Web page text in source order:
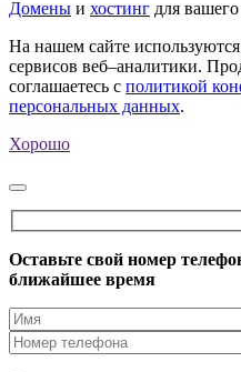
Домены и хостинг для
На нашем сайте
сервисов веб–аналитики.
соглашаетесь с политикой
персональных данных.
Хорошо
Оставьте свой номер
ближайшее время